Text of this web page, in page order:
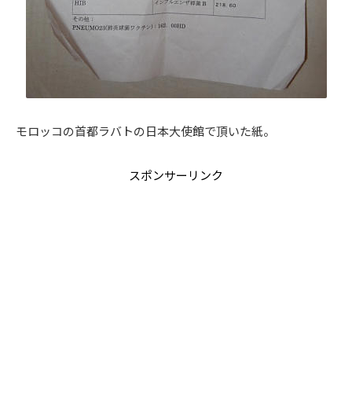
モロッコの首都ラバトの日本大使館で頂いた紙。
スポンサーリンク